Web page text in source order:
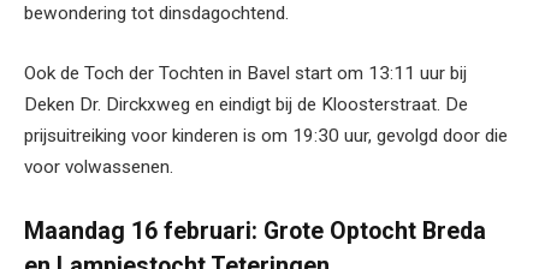
bewondering tot dinsdagochtend.
Ook de Toch der Tochten in Bavel start om 13:11 uur bij
Deken Dr. Dirckxweg en eindigt bij de Kloosterstraat. De
prijsuitreiking voor kinderen is om 19:30 uur, gevolgd door die
voor volwassenen.
Maandag 16 februari: Grote Optocht Breda